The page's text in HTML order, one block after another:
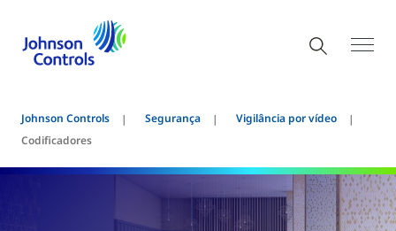
Johnson Controls Segurança
Vigilância por vídeo
Codificadores